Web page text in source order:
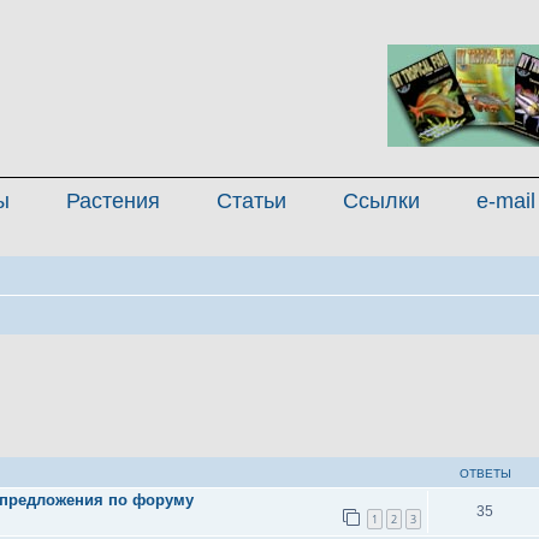
Растения Статьи Ссылки e-mail
ОТВЕТЫ
по форуму
1 2 3
35